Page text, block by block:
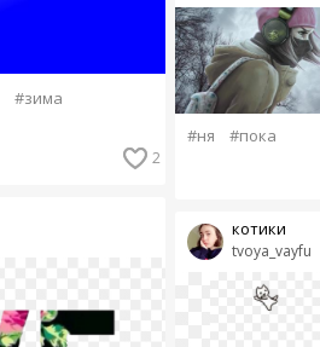
#зима
2
#ня #пока
tvoya_vayfu
котики